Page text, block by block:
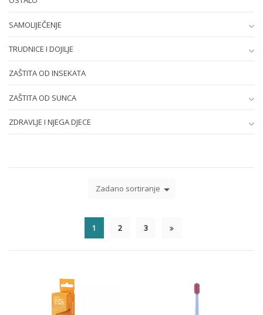
Zadano sortiranje
1 2 3
SAMOLIJEČENJE
TRUDNICE I DOJILJE
ZAŠTITA OD INSEKATA
ZAŠTITA OD SUNCA
ZDRAVLJE I NJEGA DJECE